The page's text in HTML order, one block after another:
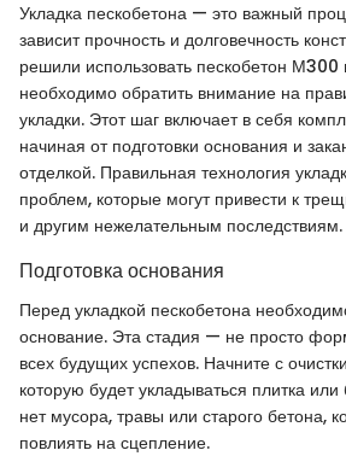
Укладка пескобетона — это важный
зависит прочность и долговечность
решили использовать пескобетон М300
необходимо обратить внимание на
укладки. Этот шаг включает в себя
начиная от подготовки основания и
отделкой. Правильная технология
проблем, которые могут привести к
и другим нежелательным последствиям.
Подготовка основания
Перед укладкой пескобетона
основание. Эта стадия — не просто
всех будущих успехов. Начните с
которую будет укладываться плитка или
нет мусора, травы или старого бетона,
повлиять на сцепление.